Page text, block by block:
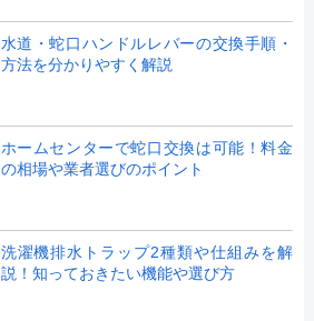
水道・蛇口ハンドルレバーの交換手順・
方法を分かりやすく解説
ホームセンターで蛇口交換は可能！料金
の相場や業者選びのポイント
洗濯機排水トラップ2種類や仕組みを解
説！知っておきたい機能や選び方